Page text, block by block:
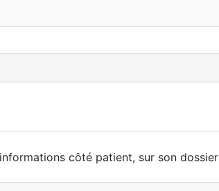
côté patient, sur son dossier